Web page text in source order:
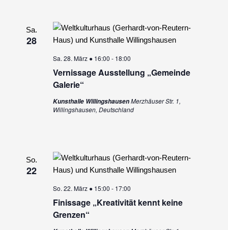
Sa.
28
Vernissage Ausstellung „Gemeinde
Galerie“
Sa. 28. März ● 16:00 - 18:00
Kunsthalle WillingshausenMerzhäuser Str. 1,
Willingshausen, Deutschland
So.
22
Finissage „Kreativität kennt keine
Grenzen“
So. 22. März ● 15:00 - 17:00